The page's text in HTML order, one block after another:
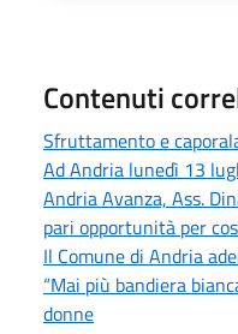
Contenuti
Sfruttamento e
Ad Andria lunedì 13
Andria Avanza, Ass.
pari opportunità per
Il Comune di Andria
“Mai più bandiera
donne